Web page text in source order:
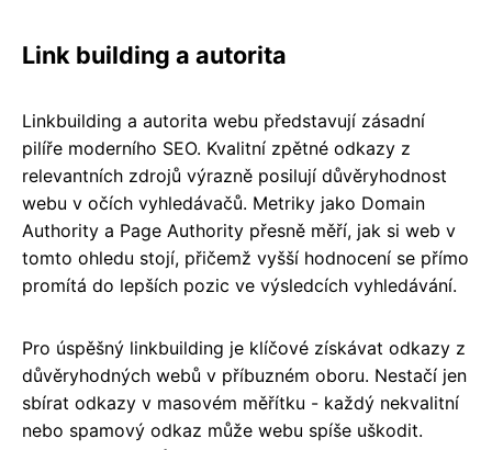
Link building a autorita
Linkbuilding a autorita webu představují zásadní
pilíře moderního SEO. Kvalitní zpětné odkazy z
relevantních zdrojů výrazně posilují důvěryhodnost
webu v očích vyhledávačů. Metriky jako Domain
Authority a Page Authority přesně měří, jak si web v
tomto ohledu stojí, přičemž vyšší hodnocení se přímo
promítá do lepších pozic ve výsledcích vyhledávání.
Pro úspěšný linkbuilding je klíčové získávat odkazy z
důvěryhodných webů v příbuzném oboru. Nestačí jen
sbírat odkazy v masovém měřítku - každý nekvalitní
nebo spamový odkaz může webu spíše uškodit.